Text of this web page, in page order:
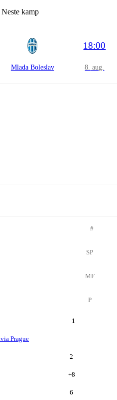
Neste kamp
Mlada Boleslav
18:00
8. aug.
#
SP
MF
P
1
Prague
2
+8
6